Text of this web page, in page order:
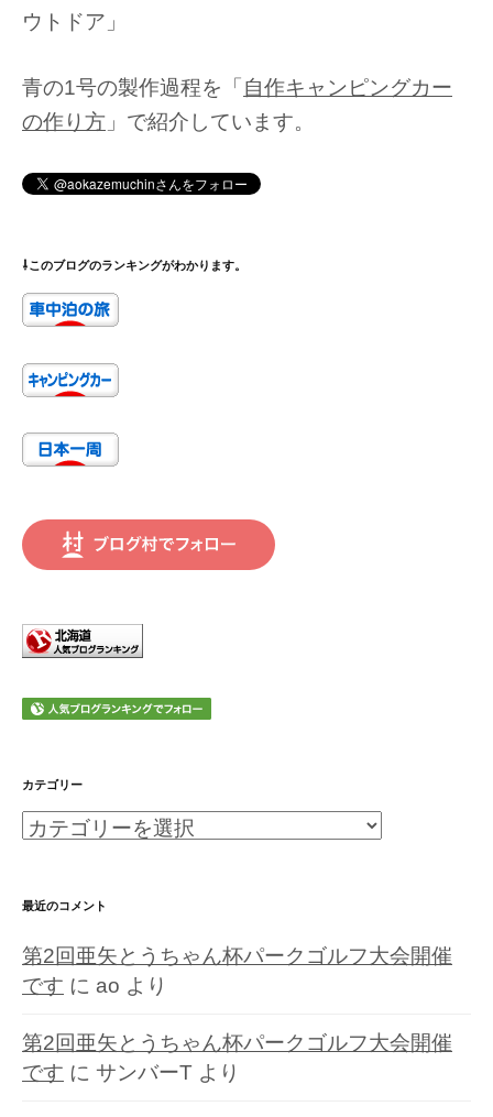
ウトドア」
青の1号の製作過程を「自作キャンピングカー
の作り方 」で紹介しています。
⇩このブログのランキングがわかります。
カテゴリー
カ
ゴ
ー
最近のコメント
第2回亜矢とうちゃん杯パークゴルフ大会開催
です に ao より
第2回亜矢とうちゃん杯パークゴルフ大会開催
です に サンバーT より